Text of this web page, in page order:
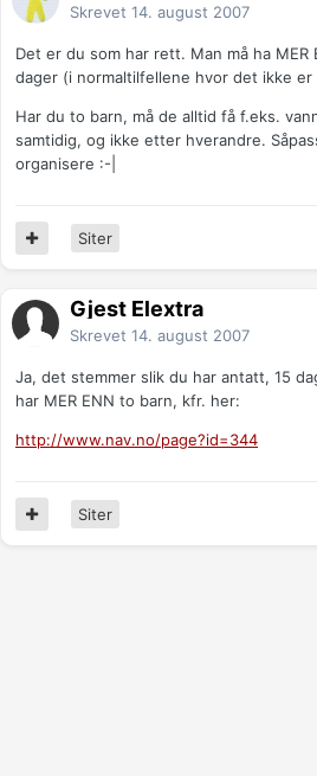
Skrevet 14. august 2007
Det er du som har rett. Man må ha
dager (i normaltilfellene hvor det ikke
Har du to barn, må de alltid få f.eks.
samtidig, og ikke etter hverandre.
organisere :-|
Siter
Gjest Elextra
Skrevet 14. august 2007
Ja, det stemmer slik du har antatt, 15
har MER ENN to barn, kfr. her:
http://www.nav.no/page?id=344
Siter